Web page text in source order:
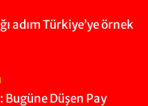
örnek
Bugüne Düşen Pay